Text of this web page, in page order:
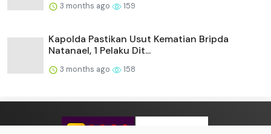
3 months ago 159
Kapolda Pastikan Usut Kematian Bripda
Natanael, 1 Pelaku Dit...
3 months ago 158